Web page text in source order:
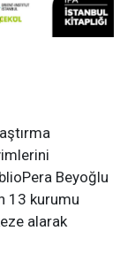
Beyoğlu
13 kurumu
alarak